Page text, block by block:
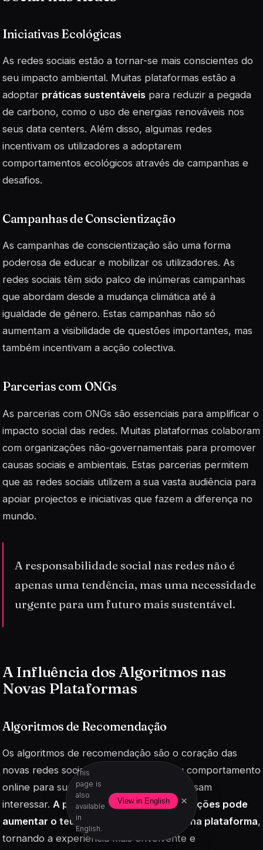
This
page is
also
available
in
English.
View in English ×
Iniciativas Ecológicas
As redes sociais estão a tornar-se mais conscientes do
seu impacto ambiental. Muitas plataformas estão a
adoptar práticas sustentáveis para reduzir a pegada
de carbono, como o uso de energias renováveis nos
seus data centers. Além disso, algumas redes
incentivam os utilizadores a adoptarem
comportamentos ecológicos através de campanhas e
desafios.
Campanhas de Conscientização
As campanhas de conscientização são uma forma
poderosa de educar e mobilizar os utilizadores. As
redes sociais têm sido palco de inúmeras campanhas
que abordam desde a mudança climática até à
igualdade de género. Estas campanhas não só
aumentam a visibilidade de questões importantes, mas
também incentivam a acção colectiva.
Parcerias com ONGs
As parcerias com ONGs são essenciais para amplificar o
impacto social das redes. Muitas plataformas colaboram
com organizações não-governamentais para promover
causas sociais e ambientais. Estas parcerias permitem
que as redes sociais utilizem a sua vasta audiência para
apoiar projectos e iniciativas que fazem a diferença no
mundo.
A responsabilidade social nas redes não é
apenas uma tendência, mas uma necessidade
urgente para um futuro mais sustentável.
A Influência dos Algoritmos nas
Novas Plataformas
Algoritmos de Recomendação
Os algoritmos de recomendação são o coração das
novas redes sociais. Eles analisam o teu comportamento
online para sugerir conteúdos que te possam
interessar. A precisão destas recomendações pode
aumentar o teu tempo de permanência na plataforma,
tornando a experiência mais envolvente e